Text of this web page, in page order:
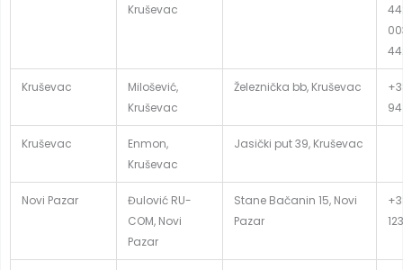
Kruševac
Kruševac
Milošević,
Kruševac
Železnička bb, Kruševac
Kruševac
Enmon,
Kruševac
Jasički put 39, Kruševac
Novi Pazar
Đulović RU-
COM, Novi
Pazar
Stane Bačanin 15, Novi
Pazar
123